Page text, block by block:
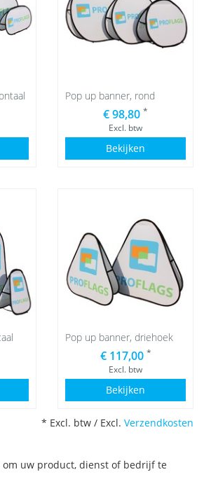
Pop up banner, rond
€ 98,80 *
Excl. btw
Bekijken
Pop up banner, driehoek
€ 117,00 *
Excl. btw
Bekijken
* Excl. btw / Excl. Verzendkosten
om uw product, dienst of bedrijf te